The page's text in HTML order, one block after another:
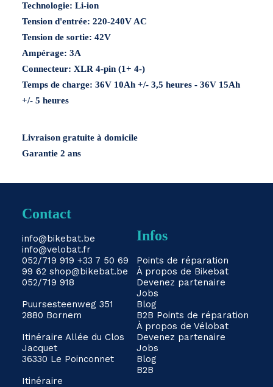
Technologie: Li-ion
Tension d'entrée: 220-240V AC
Tension de sortie: 42V
Ampérage: 3A
Connecteur: XLR 4-pin (1+ 4-)
Temps de charge: 36V 10Ah +/- 3,5 heures - 36V 15Ah
+/- 5 heures
Livraison gratuite à domicile
Garantie 2 ans
Contact
info@bikebat.be
info@velobat.fr
052/719 919 +33 7 50 69
99 62 shop@bikebat.be
052/719 918
Puursesteenweg 351
2880 Bornem
Itinéraire Allée du Clos
Jacquet
36330 Le Poinconnet
Itinéraire
Infos
Points de réparation
À propos de Bikebat
Devenez partenaire
Jobs
Blog
B2B Points de réparation
À propos de Vélobat
Devenez partenaire
Jobs
Blog
B2B